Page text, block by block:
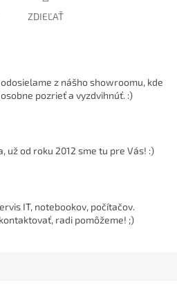
ZDIEĽAŤ
z nášho showroomu, kde
pozrieť a vyzdvihnúť. :)
už od roku 2012 sme tu pre Vás! :)
IT, notebookov, počítačov.
radi pomôžeme! ;)